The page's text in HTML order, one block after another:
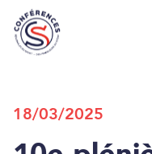
18/03/2025